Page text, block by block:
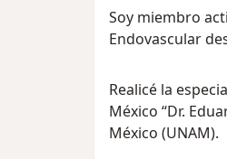
Soy miembro
Endovascular
Realicé la
México “Dr.
México (UNAM).